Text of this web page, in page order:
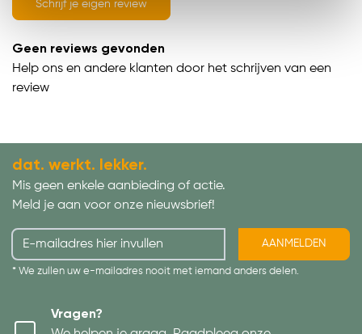
Schrijf je eigen review
Geen reviews gevonden
Help ons en andere klanten door het schrijven van een
review
dat. werkt. lekker.
Mis geen enkele aanbieding of actie.
Meld je aan voor onze nieuwsbrief!
AANMELDEN
* We zullen uw e-mailadres nooit met iemand anders delen.
Vragen?